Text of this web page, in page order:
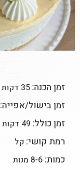
זמן הכנה: 35 דקות
זמן בישול/אפייה:
זמן כולל: 49 דקות
רמת קושי: קל
כמות: 8-6 מנות